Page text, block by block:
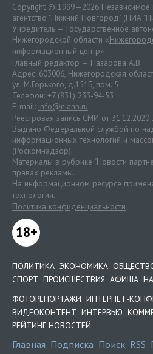
Copyright © 1999—2026
агентство "Нижний Новгород" (НИА
Учредитель — Государственное
Нижегородской области «
информационный центр»
Главный редактор — Назарова А.В.
Адрес: 603006, Нижегородская
ул. М.Горького, д.151Б, пом. 5
Телефон: +7 (831) 233-94-53
E-mail: info@niann.ru
Реестровая запись СМИ от
Выдано Федеральной службой по
информационных технологий и
(Роскомнадзор).
Материалы в рубрике "Новости
правах рекламы.
На информационном ресурсе
технологии.
Политика конфиденциальности
18+
ПОЛИТИКА ЭКОНОМИКА
СПОРТ ПРОИСШЕСТВИЯ АФИША
ФОТОРЕПОРТАЖИ ИНТЕРНЕТ-
ВИДЕОКОНТЕНТ ИНТЕРВЬЮ
РЕЙТИНГ НОВОСТЕЙ
Главная Подписка Поиск RSS